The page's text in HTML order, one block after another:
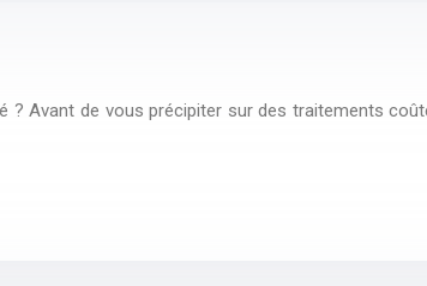
? Avant de vous précipiter sur des traitements